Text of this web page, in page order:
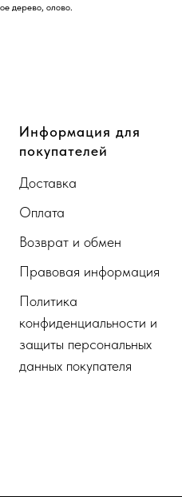
дерево, олово.
Информация для
покупателей
Доставка
Оплата
Возврат и обмен
Правовая информация
Политика
конфиденциальности и
защиты персональных
данных покупателя